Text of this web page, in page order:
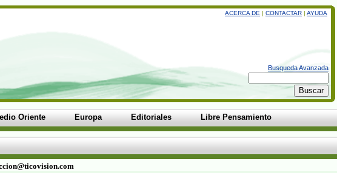
ACERCA DE | CONTACTAR | AYUDA
Busqueda Avanzada
Oriente Europa Editoriales Libre Pensamiento